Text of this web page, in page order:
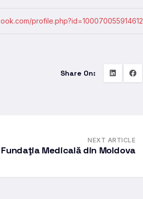
profile.php?id=100070055914612
Share On:
NEXT ARTICLE
Fundaţia Medicală din Moldova